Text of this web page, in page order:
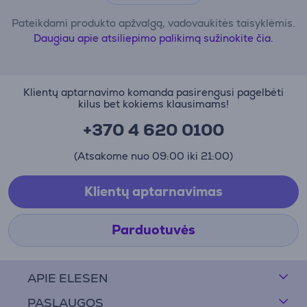
Pateikdami produkto apžvalgą, vadovaukitės taisyklėmis.
Daugiau apie atsiliepimo palikimą sužinokite čia.
APIE ELESEN
PASLAUGOS
Klientų aptarnavimo komanda pasirengusi pagelbėti
kilus bet kokiems klausimams!
+370 4 620 0100
(Atsakome nuo 09:00 iki 21:00)
Klientų aptarnavimas
Parduotuvės